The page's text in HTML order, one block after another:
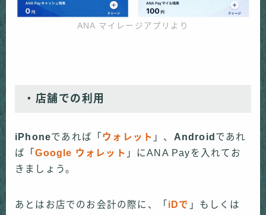
ANA マイレージアプリより
・店舗での利用
iPhoneであれば「 ウォレット 」、 Android であれ
ば「Google ウォレット 」にANA Payを入れてお
きましょう。
あとはお店でのお会計の際に、「 iDで 」もしくは